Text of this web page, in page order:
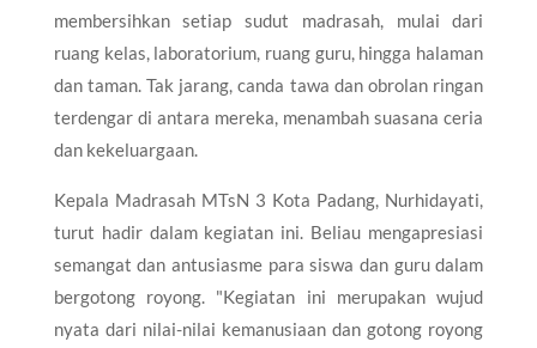
membersihkan setiap sudut madrasah, mulai dari
ruang kelas, laboratorium, ruang guru, hingga halaman
dan taman. Tak jarang, canda tawa dan obrolan ringan
terdengar di antara mereka, menambah suasana ceria
dan kekeluargaan.
Kepala Madrasah MTsN 3 Kota Padang, Nurhidayati,
turut hadir dalam kegiatan ini. Beliau mengapresiasi
semangat dan antusiasme para siswa dan guru dalam
bergotong royong. "Kegiatan ini merupakan wujud
nyata dari nilai-nilai kemanusiaan dan gotong royong